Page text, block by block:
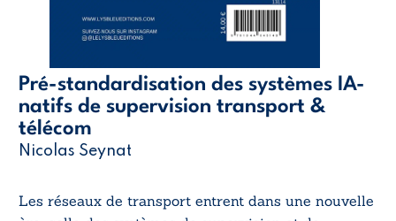
Pré-standardisation des systèmes IA-
natifs de supervision transport &
télécom
Nicolas Seynat
Les réseaux de transport entrent dans une nouvelle